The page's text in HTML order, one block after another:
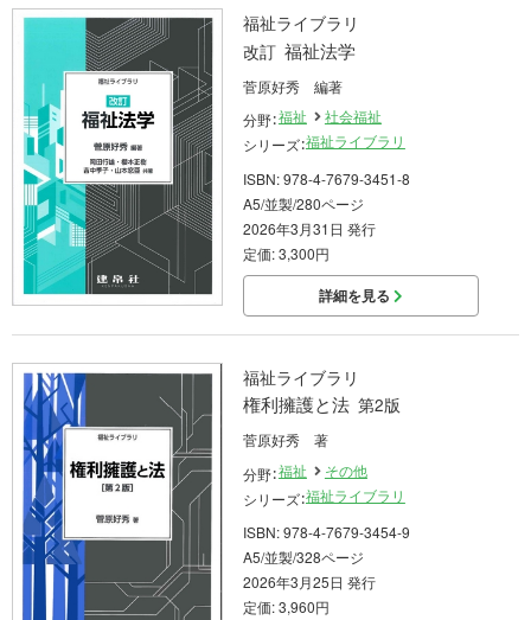
福祉ライブラリ
改訂 福祉法学
菅原好秀 編著
分野：福祉
社会福祉
シリーズ：福祉ライブラリ
ISBN: 978-4-7679-3451-8
A5/並製/280ページ
2026年3月31日 発行
定価: 3,300円
詳細を見る
福祉ライブラリ
権利擁護と法 第2版
菅原好秀 著
分野：福祉
その他
シリーズ：福祉ライブラリ
ISBN: 978-4-7679-3454-9
A5/並製/328ページ
2026年3月25日 発行
定価: 3,960円